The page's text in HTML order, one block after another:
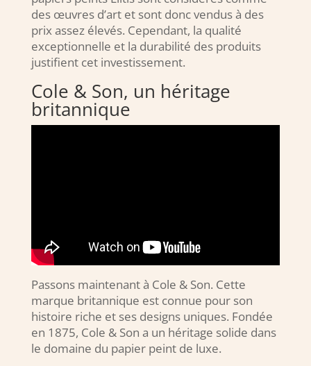
des œuvres d’art et sont donc vendus à des
prix assez élevés. Cependant, la qualité
exceptionnelle et la durabilité des produits
justifient cet investissement.
Cole & Son, un héritage
britannique
Passons maintenant à Cole & Son. Cette
marque britannique est connue pour son
histoire riche et ses designs uniques. Fondée
en 1875, Cole & Son a un héritage solide dans
le domaine du papier peint de luxe.